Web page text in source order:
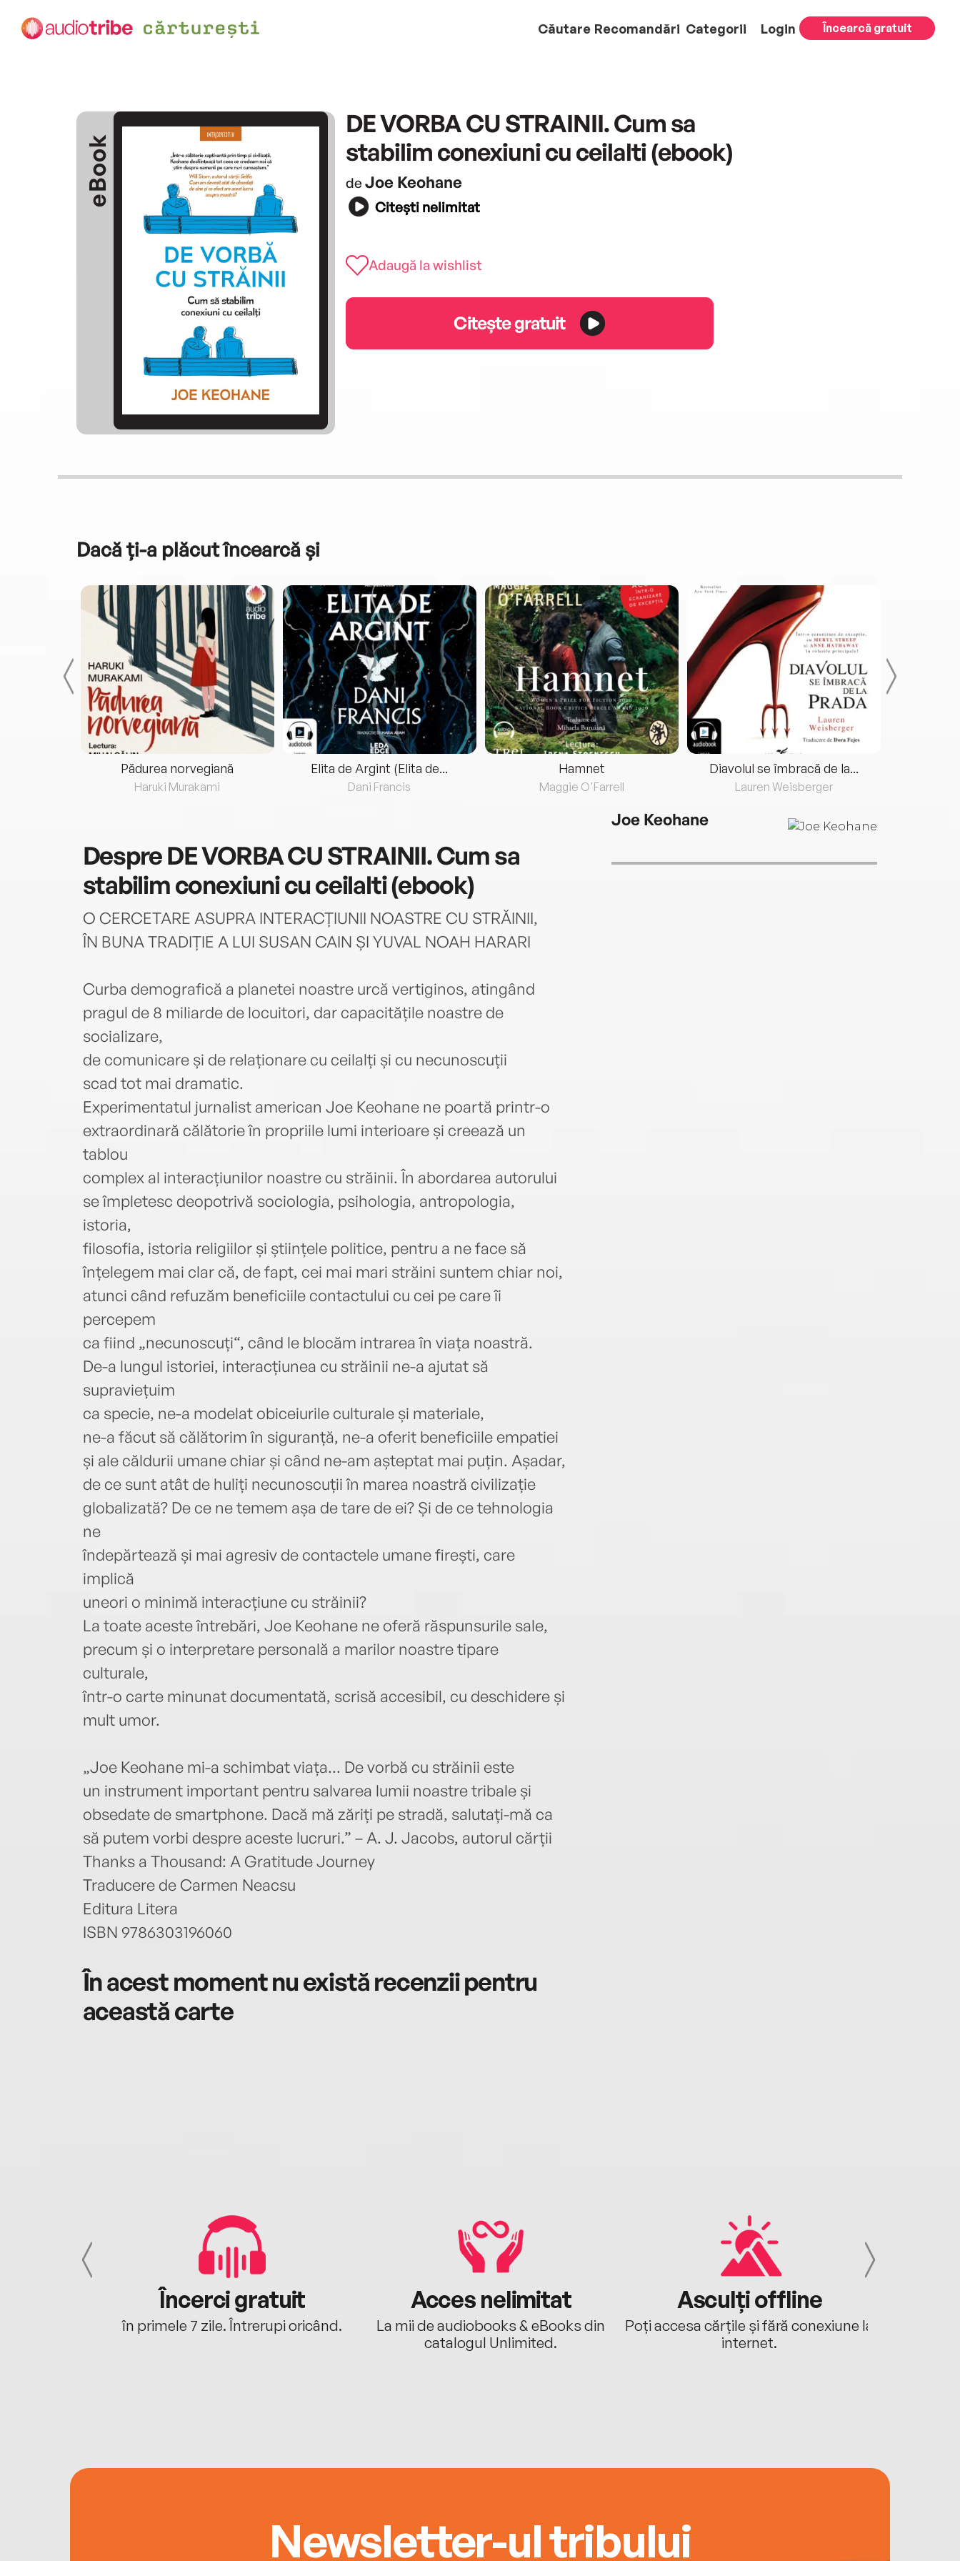
Căutare Recomandări Categorii Login Încearcă gratuit
eBook
DE VORBA CU STRAINII. Cum sa
stabilim conexiuni cu ceilalti (ebook)
de Joe Keohane
Citești nelimitat
Adaugă la wishlist
Citește gratuit
Dacă ți-a plăcut încearcă și
Pădurea norvegiană
Haruki Murakami
Elita de Argint (Elita de...
Dani Francis
Hamnet
Maggie O'Farrell
Diavolul se îmbracă de la...
Lauren Weisberger
DespreDE VORBA CU STRAINII. Cum sa
stabilim conexiuni cu ceilalti (ebook)
O CERCETARE ASUPRA INTERACȚIUNII NOASTRE CU STRĂINII,
ÎN BUNA TRADIȚIE A LUI SUSAN CAIN ȘI YUVAL NOAH HARARI
Curba demografică a planetei noastre urcă vertiginos, atingând
pragul de 8 miliarde de locuitori, dar capacitățile noastre de
socializare,
de comunicare și de relaționare cu ceilalți și cu necunoscuții
scad tot mai dramatic.
Experimentatul jurnalist american Joe Keohane ne poartă printr-o
extraordinară călătorie în propriile lumi interioare și creează un
tablou
complex al interacțiunilor noastre cu străinii. În abordarea autorului
se împletesc deopotrivă sociologia, psihologia, antropologia,
istoria,
filosofia, istoria religiilor și științele politice, pentru a ne face să
înțelegem mai clar că, de fapt, cei mai mari străini suntem chiar noi,
atunci când refuzăm beneficiile contactului cu cei pe care îi
percepem
ca fiind „necunoscuți“, când le blocăm intrarea în viața noastră.
De-a lungul istoriei, interacțiunea cu străinii ne-a ajutat să
supraviețuim
ca specie, ne-a modelat obiceiurile culturale și materiale,
ne-a făcut să călătorim în siguranță, ne-a oferit beneficiile empatiei
și ale căldurii umane chiar și când ne-am așteptat mai puțin. Așadar,
de ce sunt atât de huliți necunoscuții în marea noastră civilizație
globalizată? De ce ne temem așa de tare de ei? Și de ce tehnologia
ne
îndepărtează și mai agresiv de contactele umane firești, care
implică
uneori o minimă interacțiune cu străinii?
La toate aceste întrebări, Joe Keohane ne oferă răspunsurile sale,
precum și o interpretare personală a marilor noastre tipare
culturale,
într-o carte minunat documentată, scrisă accesibil, cu deschidere și
mult umor.
„Joe Keohane mi-a schimbat viața... De vorbă cu străinii este
un instrument important pentru salvarea lumii noastre tribale și
obsedate de smartphone. Dacă mă zăriți pe stradă, salutați-mă ca
să putem vorbi despre aceste lucruri.” – A. J. Jacobs, autorul cărții
Thanks a Thousand: A Gratitude Journey
Traducere de Carmen Neacsu
Editura Litera
ISBN 9786303196060
În acest moment nu există recenzii pentru
această carte
Joe Keohane
Încerci gratuit
în primele 7 zile. Întrerupi oricând.
Acces nelimitat
La mii de audiobooks & eBooks din
catalogul Unlimited.
Asculți offline
Poți accesa cărțile și fără conexiune la
internet.
Newsletter-ul tribului